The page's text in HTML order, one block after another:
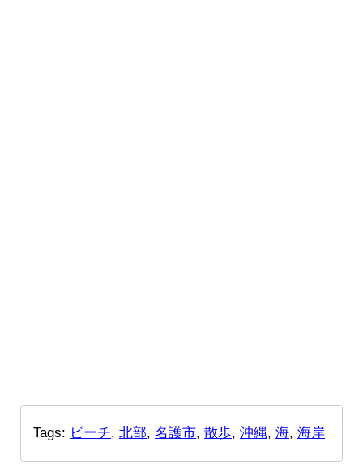
Tags: ビーチ, 北部, 名護市, 散歩, 沖縄, 海, 海岸